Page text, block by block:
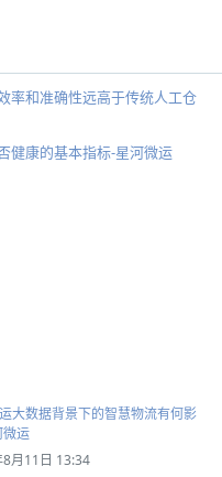
率和准确性远高于传统人工仓
健康的基本指标-星河微运
大数据背景下的智慧物流有何影
微运
月11日 13:34